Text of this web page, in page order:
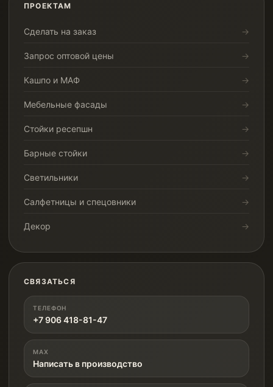
ПРОЕКТАМ
Сделать на заказ
Запрос оптовой цены
Кашпо и МАФ
Мебельные фасады
Стойки ресепшн
Барные стойки
Светильники
Салфетницы и спецовники
Декор
СВЯЗАТЬСЯ
ТЕЛЕФОН
+7 906 418-81-47
MAX
Написать в производство